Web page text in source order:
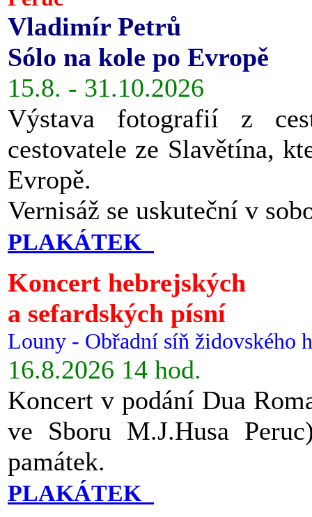
Vladimír Petrů
Sólo na kole po Evropě
15.8. - 31.10.2026
Výstava fotografií z
cestovatele ze Slavětína,
Evropě.
Vernisáž se uskuteční v
PLAKÁTEK
Koncert hebrejských
a sefardských písní
Louny - Obřadní síň židovského
16.8.2026 14 hod.
Koncert v podání Dua
ve Sboru M.J.Husa
památek.
PLAKÁTEK